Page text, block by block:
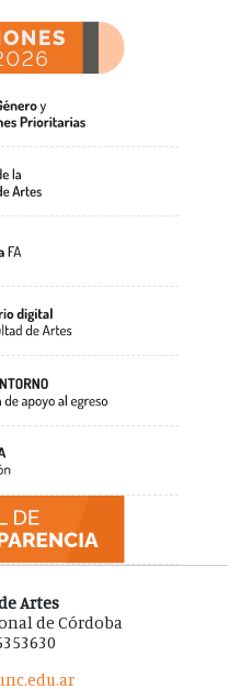
Artes
de Córdoba